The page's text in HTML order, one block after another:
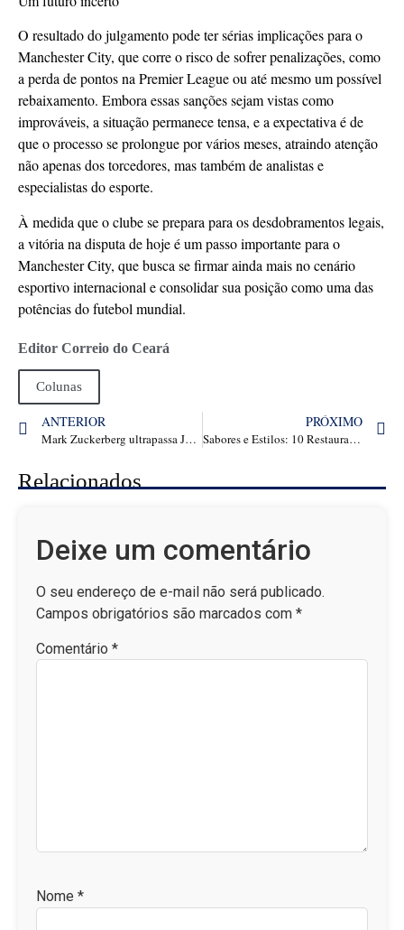
O resultado do julgamento pode ter sérias implicações para o
Manchester City, que corre o risco de sofrer penalizações, como
a perda de pontos na Premier League ou até mesmo um possível
rebaixamento. Embora essas sanções sejam vistas como
improváveis, a situação permanece tensa, e a expectativa é de
que o processo se prolongue por vários meses, atraindo atenção
não apenas dos torcedores, mas também de analistas e
especialistas do esporte.
À medida que o clube se prepara para os desdobramentos legais,
a vitória na disputa de hoje é um passo importante para o
Manchester City, que busca se firmar ainda mais no cenário
esportivo internacional e consolidar sua posição como uma das
potências do futebol mundial.
Editor Correio do Ceará
Colunas
ANTERIOR
Mark Zuckerberg ultrapassa Jeff Bezos e se torna a 2ª pessoa mais rica do mundo, de acordo com o ranking da Bloomberg
PRÓXIMO
Sabores e Estilos: 10 Restaurantes Imperdíveis em São Paulo
Relacionados
Deixe um comentário
O seu endereço de e-mail não será publicado.
Campos obrigatórios são marcados com *
Comentário *
Nome *